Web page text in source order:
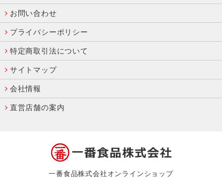
お問い合わせ
プライバシーポリシー
特定商取引法について
サイトマップ
会社情報
直営店舗の案内
一番食品株式会社オンラインショップ